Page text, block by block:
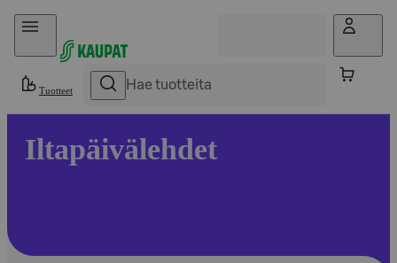
Hyppää sisältöön
Tuotteet
Iltapäivälehdet